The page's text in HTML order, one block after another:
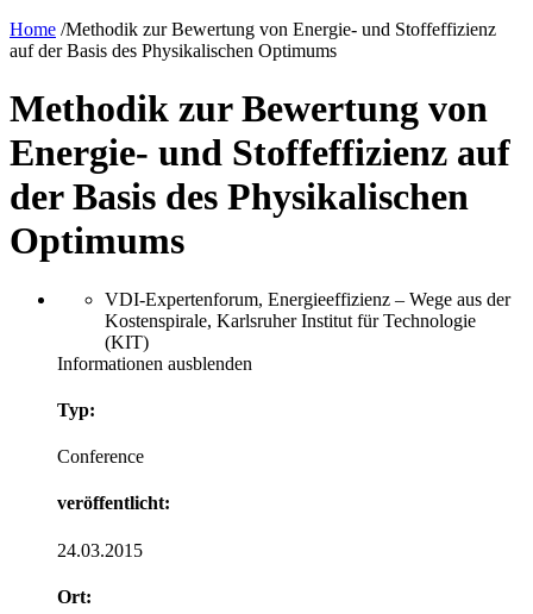
Home /Methodik zur Bewertung von Energie- und Stoffeffizienz
auf der Basis des Physikalischen Optimums
Methodik zur Bewertung von
Energie- und Stoffeffizienz auf
der Basis des Physikalischen
Optimums
VDI-Expertenforum, Energieeffizienz – Wege aus der
Kostenspirale, Karlsruher Institut für Technologie
(KIT)
Informationen ausblenden
Typ:
Conference
veröffentlicht:
24.03.2015
Ort: